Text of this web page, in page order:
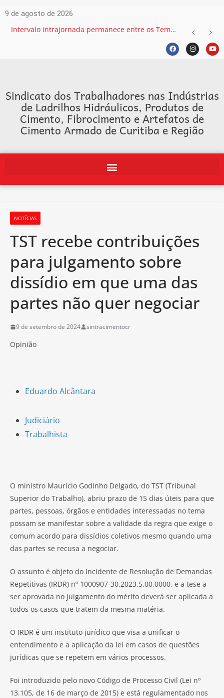
9 de agosto de 2026
Intervalo intrajornada permanece entre os Temas mais recorrentes na Justiça do Trabalho e exige atenção das empresas
Sindicato dos Trabalhadores nas Indústrias
de Ladrilhos Hidráulicos, Produtos de
Cimento, Fibrocimento e Artefatos de
Cimento Armado de Curitiba e Região
NOTÍCIAS
TST recebe contribuições
para julgamento sobre
dissídio em que uma das
partes não quer negociar
9 de setembro de 2024 sintracimentocr
Opinião
Eduardo Alcântara
Judiciário
Trabalhista
O ministro Maurício Godinho Delgado, do TST (Tribunal
Superior do Trabalho), abriu prazo de 15 dias úteis para que
partes, pessoas, órgãos e entidades interessadas no tema
possam se manifestar sobre a validade da regra que exige o
comum acordo para dissídios coletivos mesmo quando uma
das partes se recusa a negociar.
O assunto é objeto do Incidente de Resolução de Demandas
Repetitivas (IRDR) nº 1000907-30.2023.5.00.0000, e a tese a
ser aprovada no julgamento do mérito deverá ser aplicada a
todos os casos que tratem da mesma matéria.
O IRDR é um instituto jurídico que visa a unificar o
entendimento e a aplicação da lei em casos de questões
jurídicas que se repetem em vários processos.
Foi introduzido pelo novo Código de Processo Civil (Lei nº
13.105, de 16 de março de 2015) e está regulamentado nos